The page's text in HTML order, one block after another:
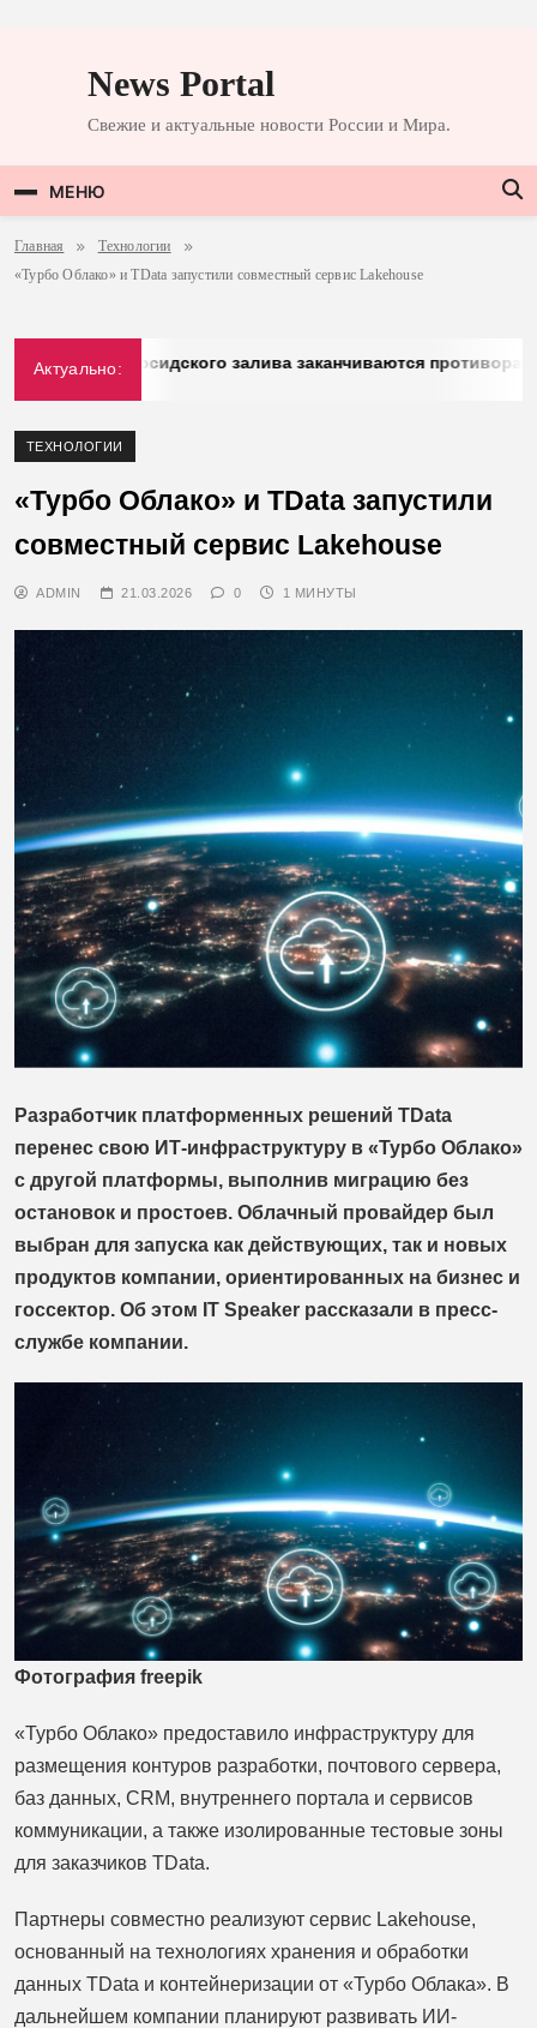
содержимомуNews Portal
Свежие и актуальные новости России и Мира.
МЕНЮ
Главная
Технологии
«Турбо Облако» и TData запустили совместный сервис Lakehouse
Актуально:
у стран Персидского залива заканчиваются противоракеты
ТЕХНОЛОГИИ
«Турбо Облако» и TData запустили
совместный сервис Lakehouse
ADMIN 21.03.2026 0 1 МИНУТЫ
Разработчик платформенных решений TData
перенес свою ИТ-инфраструктуру в «Турбо Облако»
с другой платформы, выполнив миграцию без
остановок и простоев. Облачный провайдер был
выбран для запуска как действующих, так и новых
продуктов компании, ориентированных на бизнес и
госсектор. Об этом IT Speaker рассказали в пресс-
службе компании.
Фотография freepik
«Турбо Облако» предоставило инфраструктуру для
размещения контуров разработки, почтового сервера,
баз данных, CRM, внутреннего портала и сервисов
коммуникации, а также изолированные тестовые зоны
для заказчиков TData.
Партнеры совместно реализуют сервис Lakehouse,
основанный на технологиях хранения и обработки
данных TData и контейнеризации от «Турбо Облака». В
дальнейшем компании планируют развивать ИИ-